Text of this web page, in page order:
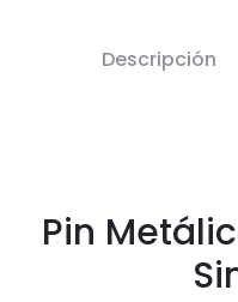
Descripción
Pin